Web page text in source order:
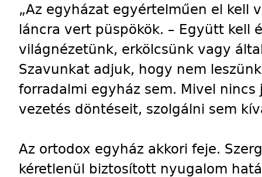
„Az egyházat egyértelműen el kell
láncra vert püspökök. – Együtt kell
világnézetünk, erkölcsünk vagy
Szavunkat adjuk, hogy nem
forradalmi egyház sem. Mivel
vezetés döntéseit, szolgálni sem
Az ortodox egyház akkori feje.
kéretlenül biztosított nyugalom